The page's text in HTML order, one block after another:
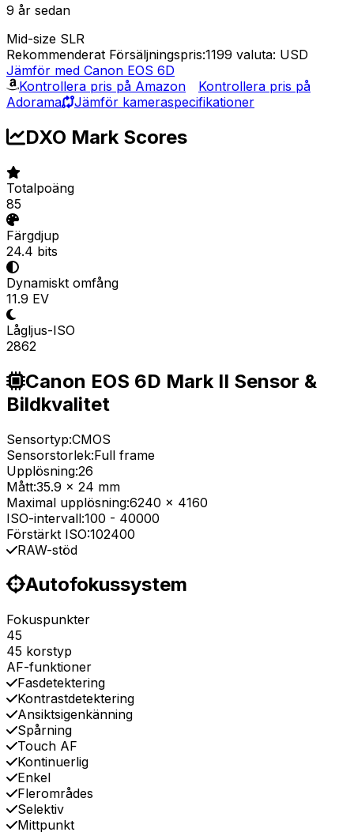
9 år sedan
Mid-size SLR
Rekommenderat Försäljningspris:1199 valuta: USD
Jämför med Canon EOS 6D
Kontrollera pris på Amazon
Kontrollera pris på
Adorama
Jämför kameraspecifikationer
DXO Mark Scores
Totalpoäng
85
Färgdjup
24.4 bits
Dynamiskt omfång
11.9 EV
Lågljus-ISO
2862
Canon EOS 6D Mark II Sensor &
Bildkvalitet
Sensortyp:CMOS
Sensorstorlek:Full frame
Upplösning:26
Mått:35.9 x 24 mm
Maximal upplösning:6240 x 4160
ISO-intervall:100 - 40000
Förstärkt ISO:102400
RAW-stöd
Autofokussystem
Fokuspunkter
45
45 korstyp
AF-funktioner
Fasdetektering
Kontrastdetektering
Ansiktsigenkänning
Spårning
Touch AF
Kontinuerlig
Enkel
Flerområdes
Selektiv
Mittpunkt